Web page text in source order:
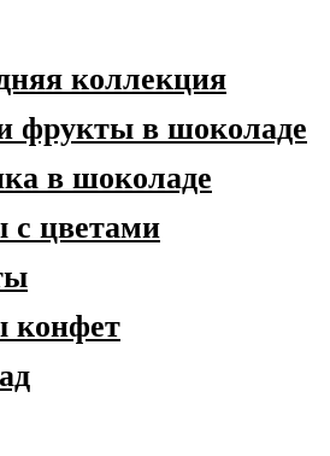
коллекция
фрукты в шоколаде
в шоколаде
с цветами
конфет